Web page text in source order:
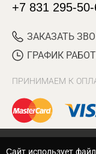
+7 831 295-
ЗАКАЗАТЬ
ГРАФИК
ПРИНИМАЕМ К
Cайт использует